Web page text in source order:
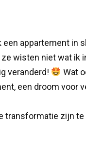
appartement in
wisten niet wat ik
veranderd!
Wat
een droom voor
transformatie zijn